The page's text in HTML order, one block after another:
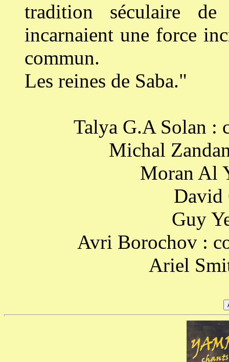
tradition séculaire
incarnaient une force
commun.
Les reines de Saba."
Talya G.A Solan :
Michal
Moran Al
David
Guy
Avri Borochov :
Ariel